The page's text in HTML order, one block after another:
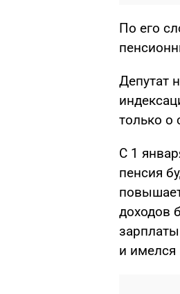
По его
Депутат
только о
С 1
пенсия
доходов
и имелся